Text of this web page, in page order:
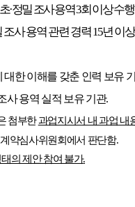
·정밀 조사 용역3회 이상 수
조사 용역 관련 경력15년 이
한 이해를 갖춘 인력 보유
사 용역 실적 보유 기관.
첨부한과업지시서 내 과업 내
약심사위원회에서 판단함.
의 제안 참여 불가.